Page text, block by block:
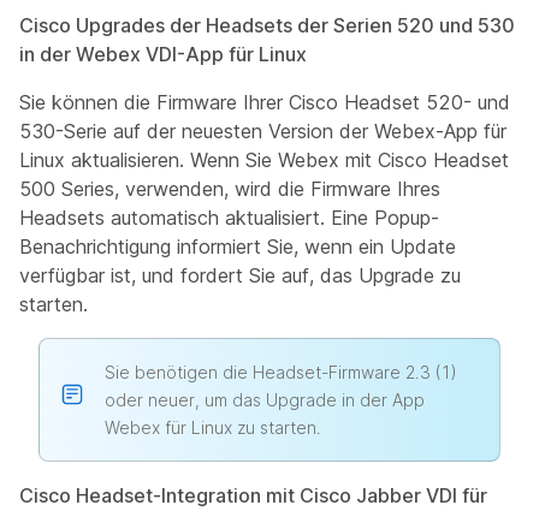
Cisco Upgrades der Headsets der Serien 520 und 530
in der Webex VDI-App für Linux
Sie können die Firmware Ihrer Cisco Headset 520- und
530-Serie auf der neuesten Version der Webex-App für
Linux aktualisieren. Wenn Sie Webex mit Cisco Headset
500 Series, verwenden, wird die Firmware Ihres
Headsets automatisch aktualisiert. Eine Popup-
Benachrichtigung informiert Sie, wenn ein Update
verfügbar ist, und fordert Sie auf, das Upgrade zu
starten.
Sie benötigen die Headset-Firmware 2.3 (1)
oder neuer, um das Upgrade in der App
Webex für Linux zu starten.
Cisco Headset-Integration mit Cisco Jabber VDI für